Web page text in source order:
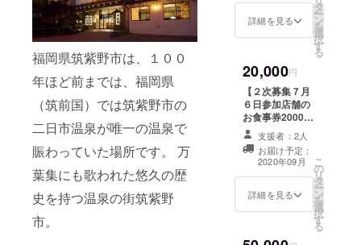
福岡県筑紫野市は、１００
年ほど前までは、福岡県
（筑前国）では筑紫野市の
二日市温泉が唯一の温泉で
賑わっていた場所です。 万
葉集にも歌われた悠久の歴
史を持つ温泉の街筑紫野
市。
がお得です。
多漢塾/博多餃子
笑井/ハローコー
ヒー/広島のお好
み焼き あふろ/ひ
鳥鮮笑筑紫野店/
二日市とりかわ
きくや/焼鳥ど
りーむ/よかどり
筑紫野二日市店/
ラ・メール ※必
ず「備考欄」に
飲食店名をご記
入ください。不
要の場合は、
「券不要」と備
考欄にご記入く
せ支援いただい
考欄にご記入く
ださい。 ※ 上乗
せ支援いただい
舗の運用資金に
充てさせていた
だきます。 ※1回
の決済に220円
の手数料がかか
りますので、複
数の場合はまと
めて購入がお得
です。
お食事券を使い
たい店舗名を下
記店舗より1店舗
か2店舗記載くだ
フェ/居酒屋東家
二日市店/居酒屋
かときん/居酒屋
さん太/居酒屋浜
太郎二日市店/居
酒屋ばんばん/居
食屋むちゃく/居
食屋夢向船/井手
ちゃんぽん筑紫
野店/うどん処麺
や十壱/おむすび
ぎゅっぎゅ二日
プッチメール/か
詳細を見る
タ
ー
ン
を
選
択
す
る
20,000円
【２次募集７月
６日参加店舗の
お食事券20000
円】 筑紫野市飲
食店応援お食事
券1000円×22枚
備考欄にお食事
券を使いたい店
舗名を下記店舗
支援者：2人
お届け予定：
2020年09月
詳細を見る
こ
の
リ
タ
ー
ン
を
選
択
す
る